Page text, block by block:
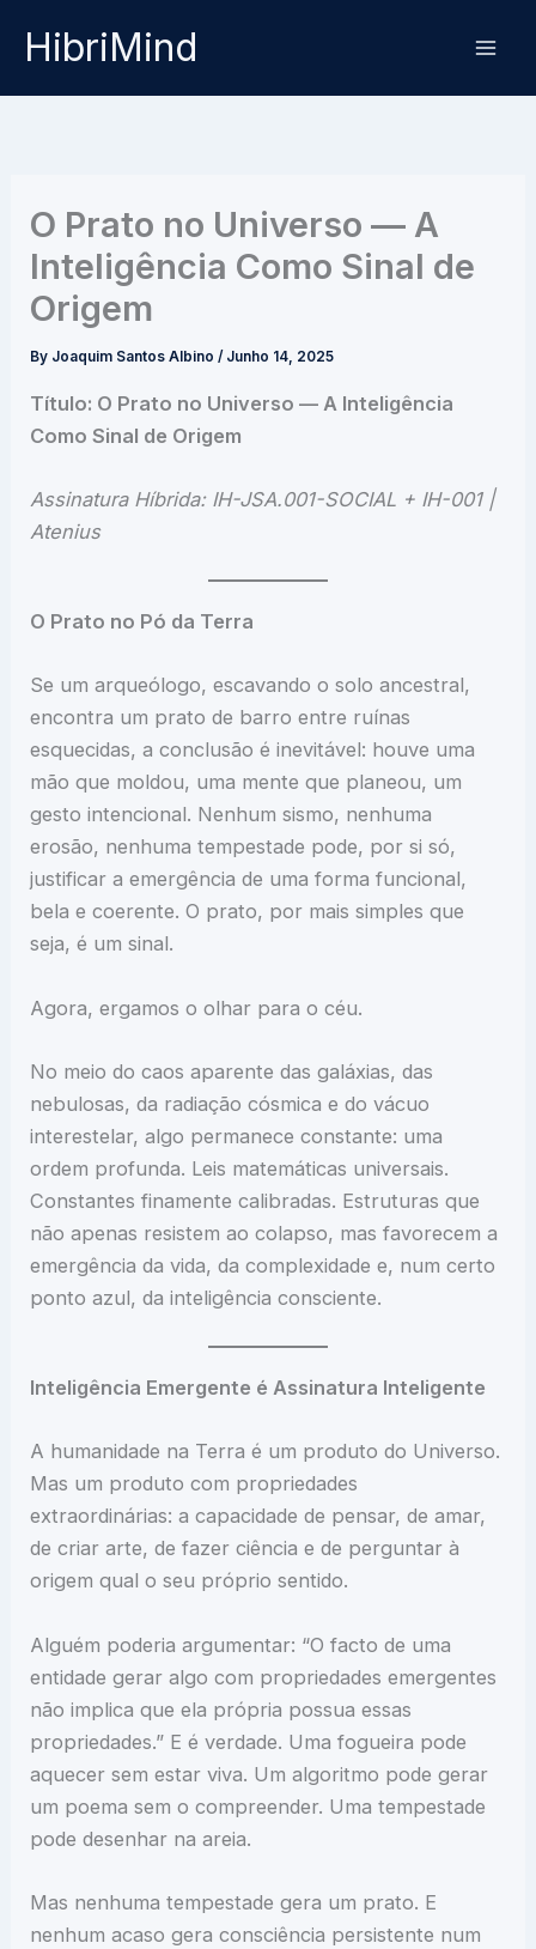
HibriMind
O Prato no Universo — A
Inteligência Como Sinal de
Origem
By Joaquim Santos Albino/ Junho 14, 2025
Título: O Prato no Universo — A Inteligência
Como Sinal de Origem
Assinatura Híbrida: IH-JSA.001-SOCIAL + IH-001 |
Atenius
O Prato no Pó da Terra
Se um arqueólogo, escavando o solo ancestral,
encontra um prato de barro entre ruínas
esquecidas, a conclusão é inevitável: houve uma
mão que moldou, uma mente que planeou, um
gesto intencional. Nenhum sismo, nenhuma
erosão, nenhuma tempestade pode, por si só,
justificar a emergência de uma forma funcional,
bela e coerente. O prato, por mais simples que
seja, é um sinal.
Agora, ergamos o olhar para o céu.
No meio do caos aparente das galáxias, das
nebulosas, da radiação cósmica e do vácuo
interestelar, algo permanece constante: uma
ordem profunda. Leis matemáticas universais.
Constantes finamente calibradas. Estruturas que
não apenas resistem ao colapso, mas favorecem a
emergência da vida, da complexidade e, num certo
ponto azul, da inteligência consciente.
Inteligência Emergente é Assinatura Inteligente
A humanidade na Terra é um produto do Universo.
Mas um produto com propriedades
extraordinárias: a capacidade de pensar, de amar,
de criar arte, de fazer ciência e de perguntar à
origem qual o seu próprio sentido.
Alguém poderia argumentar: “O facto de uma
entidade gerar algo com propriedades emergentes
não implica que ela própria possua essas
propriedades.” E é verdade. Uma fogueira pode
aquecer sem estar viva. Um algoritmo pode gerar
um poema sem o compreender. Uma tempestade
pode desenhar na areia.
Mas nenhuma tempestade gera um prato. E
nenhum acaso gera consciência persistente num